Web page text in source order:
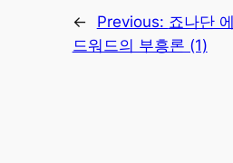
← Previous: 죠나단 에
드워드의 부흥론 (1)